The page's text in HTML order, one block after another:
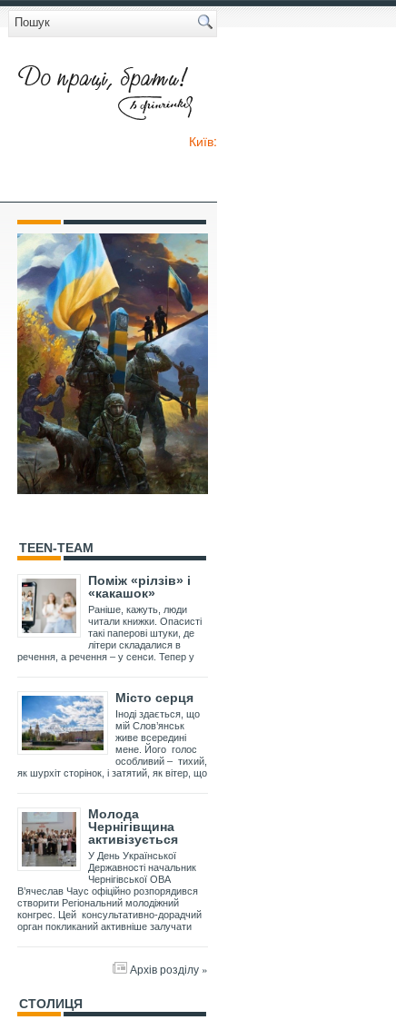
Київ:
TEEN-TEAM
Поміж «рілзів» і
«какашок»
Раніше, кажуть, люди
читали книжки. Опасисті
такі паперові штуки, де
літери складалися в
речення, а речення – у сенси. Тепер у
Місто серця
Іноді здається, що
мій Слов’янськ
живе всередині
мене. Його голос
особливий – тихий,
як шурхіт сторінок, і затятий, як вітер, що
Молода
Чернігівщина
активізується
У День Української
Державності начальник
Чернігівської ОВА
В’ячеслав Чаус офіційно розпорядився
створити Регіональний молодіжний
конгрес. Цей консультативно-дорадчий
орган покликаний активніше залучати
Архів розділу »
СТОЛИЦЯ